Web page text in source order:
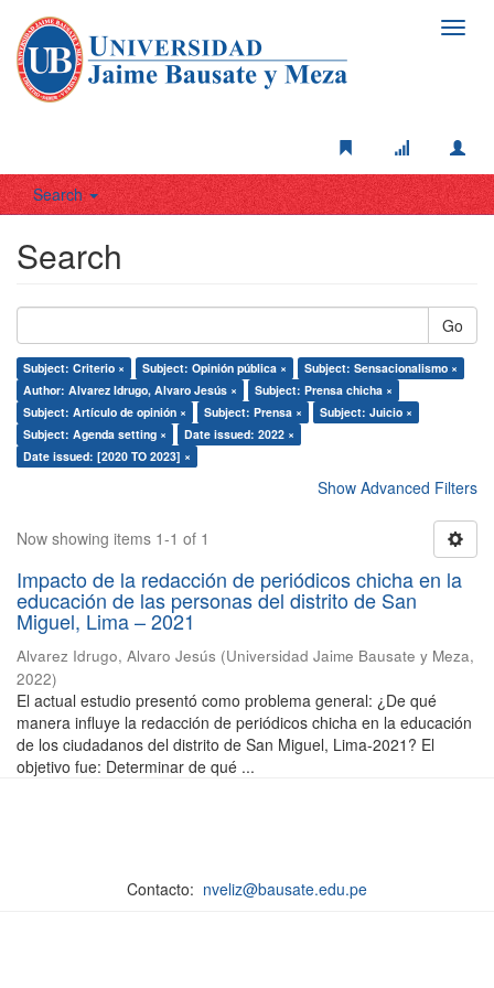
Search
Search
Go
Subject: Criterio × Subject: Opinión pública ×
Subject: Sensacionalismo ×
Author: Alvarez Idrugo, Alvaro Jesús ×
Subject: Prensa chicha ×
Subject: Artículo de opinión ×
Subject: Prensa ×
Subject: Juicio ×
Subject: Agenda setting ×
Date issued: 2022 ×
Date issued: [2020 TO 2023] ×
Show Advanced Filters
Now showing items 1-1 of 1
Impacto de la redacción de periódicos chicha en la
educación de las personas del distrito de San
Miguel, Lima – 2021
Alvarez Idrugo, Alvaro Jesús (Universidad Jaime Bausate y Meza,
2022)
El actual estudio presentó como problema general: ¿De qué
manera influye la redacción de periódicos chicha en la educación
de los ciudadanos del distrito de San Miguel, Lima-2021? El
objetivo fue: Determinar de qué ...
Contacto: nveliz@bausate.edu.pe